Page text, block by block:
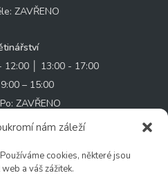
nám záleží
cookies, některé jsou
a váš zážitek.
ZAVŘENO
12:00 │ 13:00 - 17:00
– 15:00
ZAVŘENO